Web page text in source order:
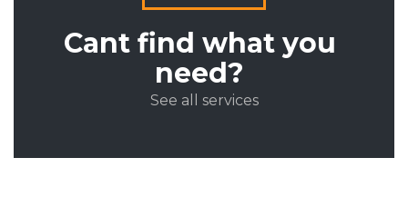
Cant find what you
need?
See all services